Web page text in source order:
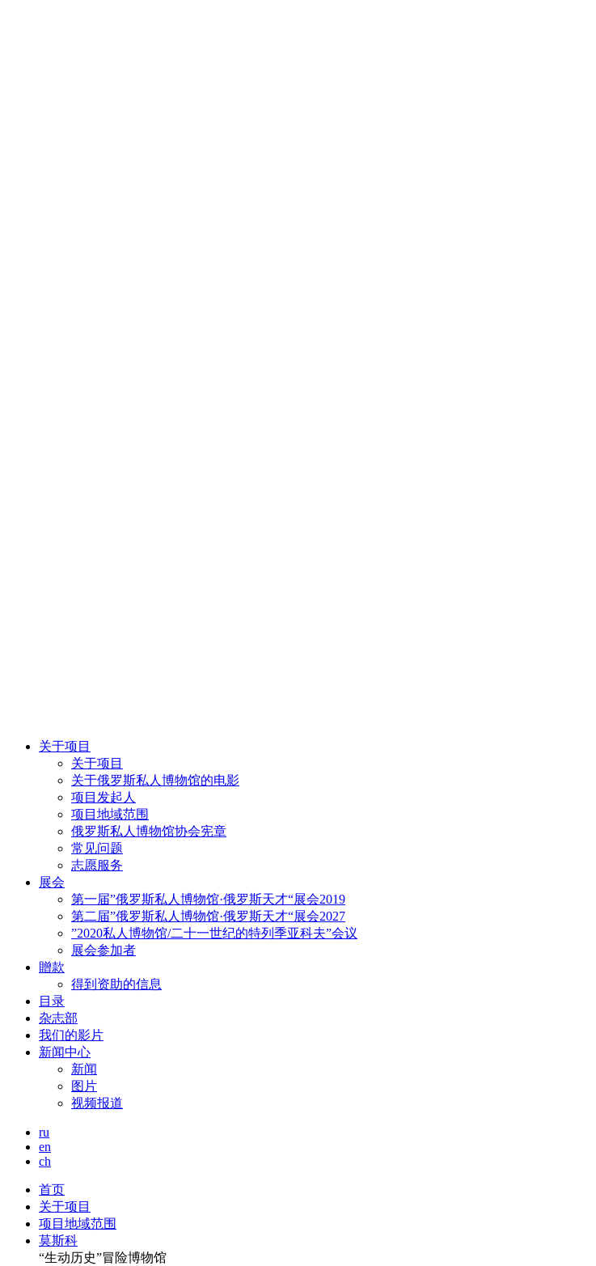
关于项目
关于项目
关于俄罗斯私人博物馆的电影
项目发起人
项目地域范围
俄罗斯私人博物馆协会宪章
常见问题
志愿服务
展会
第一届”俄罗斯私人博物馆·俄罗斯天才“展会2019
第二届”俄罗斯私人博物馆·俄罗斯天才“展会2027
”2020私人博物馆/二十一世纪的特列季亚科夫”会议
展会参加者
贈款
得到资助的信息
目录
杂志部
我们的影片
新闻中心
新闻
图片
视频报道
ru
en
ch
首页
关于项目
项目地域范围
莫斯科
“生动历史”冒险博物馆